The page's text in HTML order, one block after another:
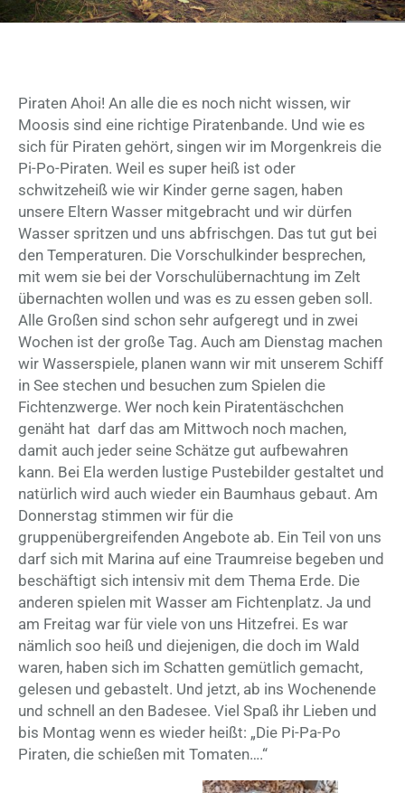
Piraten Ahoi! An alle die es noch nicht wissen, wir
Moosis sind eine richtige Piratenbande. Und wie es
sich für Piraten gehört, singen wir im Morgenkreis die
Pi-Po-Piraten. Weil es super heiß ist oder
schwitzeheiß wie wir Kinder gerne sagen, haben
unsere Eltern Wasser mitgebracht und wir dürfen
Wasser spritzen und uns abfrischgen. Das tut gut bei
den Temperaturen. Die Vorschulkinder besprechen,
mit wem sie bei der Vorschulübernachtung im Zelt
übernachten wollen und was es zu essen geben soll.
Alle Großen sind schon sehr aufgeregt und in zwei
Wochen ist der große Tag. Auch am Dienstag machen
wir Wasserspiele, planen wann wir mit unserem Schiff
in See stechen und besuchen zum Spielen die
Fichtenzwerge. Wer noch kein Piratentäschchen
genäht hat darf das am Mittwoch noch machen,
damit auch jeder seine Schätze gut aufbewahren
kann. Bei Ela werden lustige Pustebilder gestaltet und
natürlich wird auch wieder ein Baumhaus gebaut. Am
Donnerstag stimmen wir für die
gruppenübergreifenden Angebote ab. Ein Teil von uns
darf sich mit Marina auf eine Traumreise begeben und
beschäftigt sich intensiv mit dem Thema Erde. Die
anderen spielen mit Wasser am Fichtenplatz. Ja und
am Freitag war für viele von uns Hitzefrei. Es war
nämlich soo heiß und diejenigen, die doch im Wald
waren, haben sich im Schatten gemütlich gemacht,
gelesen und gebastelt. Und jetzt, ab ins Wochenende
und schnell an den Badesee. Viel Spaß ihr Lieben und
bis Montag wenn es wieder heißt: „Die Pi-Pa-Po
Piraten, die schießen mit Tomaten….“